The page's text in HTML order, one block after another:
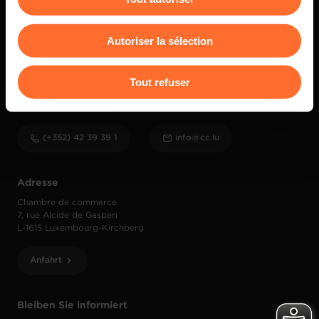
Vous avez la possibilité de modifier ou retirer votre
consentement à tout moment en cliquant sur l’icône
flottante en bas à gauche de chaque page.
Pour de plus amples informations sur la manière dont
nous utilisons lescookies et sommes amenés à traiter
vos données personnelles, vous pouvez consulter notre
protection des données personnelles.
Autoriser la sélection
Tout refuser
Bleiben Sie informiert
Adresse
Chambre de commerce
7, rue Alcide de Gasperi
L-1615 Luxembourg-Kirchberg
Anfahrt
Kontakt
(+352) 42 39 39 1 info@cc.lu